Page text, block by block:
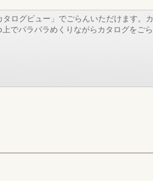
ログビュー」でごらんいただけます。カ
でパラパラめくりながらカタログをごら